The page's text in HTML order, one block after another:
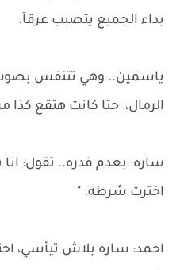
بداء الجميع يتصبب عرقآ.
ياسمين.. وهي تتنفس بصوت
الرمال، حتا كانت هتقع كذا
ساره: بعدم قدره.. تقول: انا
اخترت شرطه. "
احمد: ساره بلاش تيأسي،